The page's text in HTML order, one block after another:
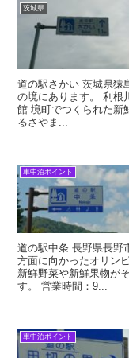
茨城県
道の駅さかい 茨城県猿
の境にあります。 利根
館 境町でつくられた新
るさやま...
車中泊ポイント
道の駅中条 長野県長野
方面に向かったオリン
新鮮野菜や新鮮果物が
す。 営業時間：9...
車中泊ポイント